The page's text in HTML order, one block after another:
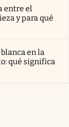
entre el
y para qué
en la
qué significa